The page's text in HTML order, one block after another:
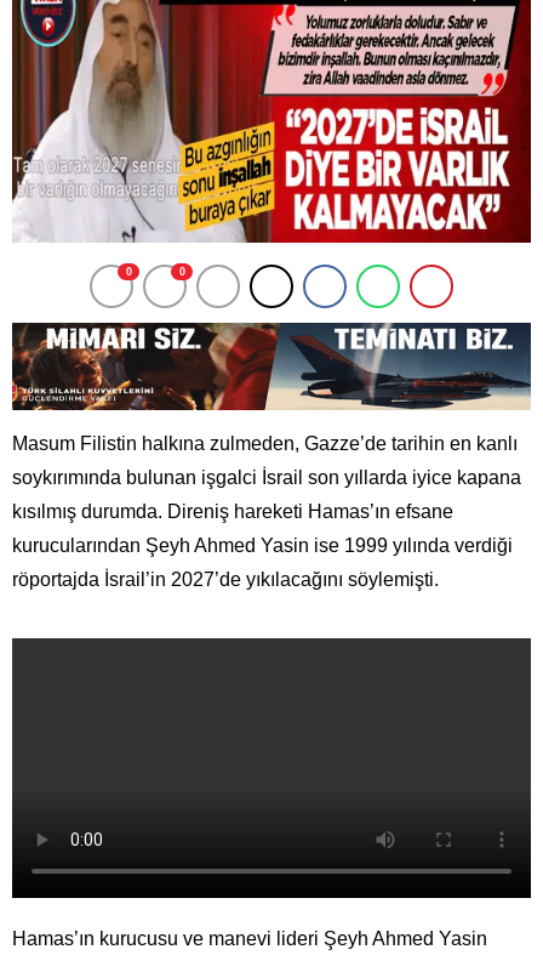
0 0
Masum Filistin halkına zulmeden, Gazze’de tarihin en kanlı
soykırımında bulunan işgalci İsrail son yıllarda iyice kapana
kısılmış durumda. Direniş hareketi Hamas’ın efsane
kurucularından Şeyh Ahmed Yasin ise 1999 yılında verdiği
röportajda İsrail’in 2027’de yıkılacağını söylemişti.
Hamas’ın kurucusu ve manevi lideri Şeyh Ahmed Yasin